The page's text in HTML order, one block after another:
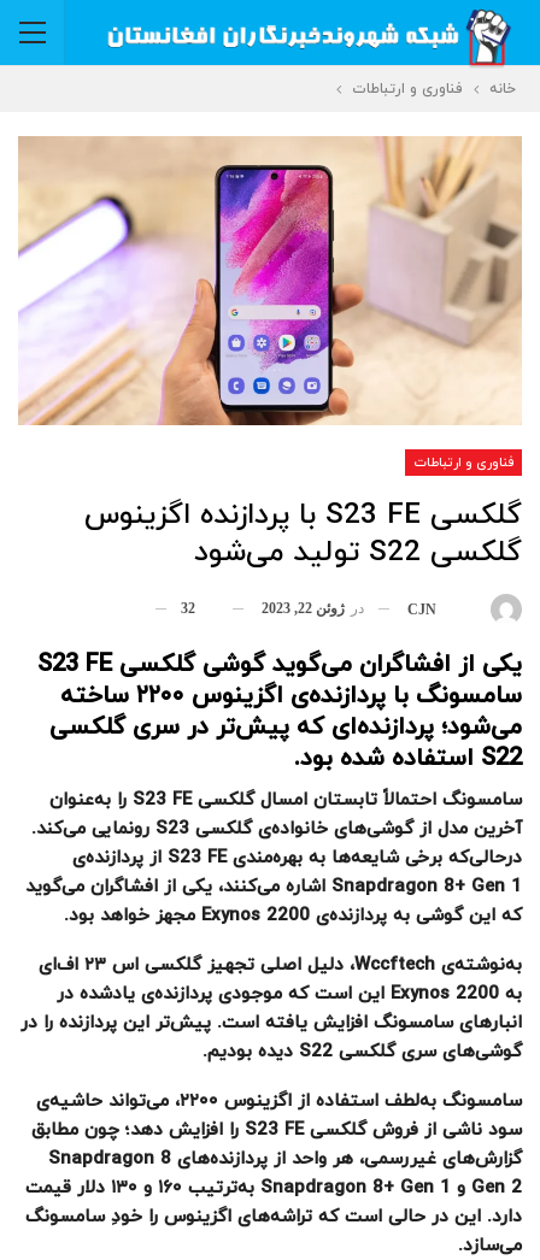
خانه فناوری و ارتباطات
فناوری و ارتباطات
گلکسی S23 FE با پردازنده اگزینوس
گلکسی S22 تولید می‌شود
CJN در ژوئن 22, 2023 32
یکی از افشاگران می‌گوید گوشی گلکسی S23 FE
سامسونگ با پردازنده‌ی اگزینوس ۲۲۰۰ ساخته
می‌شود؛ پردازنده‌ای که پیش‌تر در سری گلکسی
S22 استفاده شده بود.
سامسونگ احتمالاً تابستان امسال گلکسی S23 FE را به‌عنوان
آخرین مدل از گوشی‌های خانواده‌ی گلکسی S23 رونمایی می‌کند.
درحالی‌که برخی شایعه‌ها به بهره‌مندی S23 FE از پردازنده‌ی
Snapdragon 8+ Gen 1 اشاره می‌کنند، یکی از افشاگران می‌گوید
که این گوشی به پردازنده‌ی Exynos 2200 مجهز خواهد بود.
به‌نوشته‌ی Wccftech، دلیل اصلی تجهیز گلکسی اس ۲۳ اف‌ای
به Exynos 2200 این است که موجودی پردازنده‌ی یادشده در
انبارهای سامسونگ افزایش یافته است. پیش‌تر این پردازنده را در
گوشی‌های سری گلکسی S22 دیده بودیم.
سامسونگ به‌لطف استفاده از اگزینوس ۲۲۰۰، می‌تواند حاشیه‌ی
سود ناشی از فروش گلکسی S23 FE را افزایش دهد؛ چون مطابق
گزارش‌های غیررسمی، هر واحد از پردازنده‌های Snapdragon 8
Gen 2 و Snapdragon 8+ Gen 1 به‌ترتیب ۱۶۰ و ۱۳۰ دلار قیمت
دارد. این در‌ حالی‌ است که تراشه‌های اگزینوس را خودِ سامسونگ
می‌سازد.